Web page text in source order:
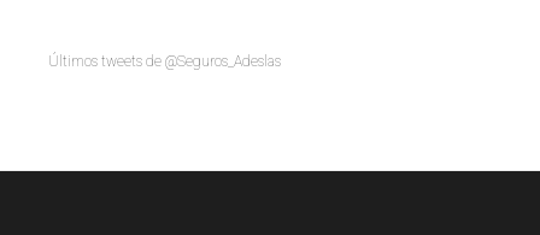
Últimos tweets de @Seguros_Adeslas